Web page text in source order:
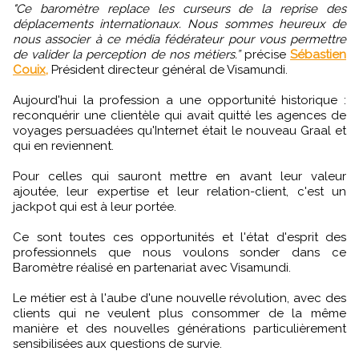
"Ce baromètre replace les curseurs de la reprise des
déplacements internationaux. Nous sommes heureux de
nous associer à ce média fédérateur pour vous permettre
de valider la perception de nos métiers.”précise Sébastien
Couix, Président directeur général de Visamundi.
Aujourd'hui la profession a une opportunité historique :
reconquérir une clientèle qui avait quitté les agences de
voyages persuadées qu'Internet était le nouveau Graal et
qui en reviennent.
Pour celles qui sauront mettre en avant leur valeur
ajoutée, leur expertise et leur relation-client, c'est un
jackpot qui est à leur portée.
Ce sont toutes ces opportunités et l'état d'esprit des
professionnels que nous voulons sonder dans ce
Baromètre réalisé en partenariat avec Visamundi.
Le métier est à l'aube d'une nouvelle révolution, avec des
clients qui ne veulent plus consommer de la même
manière et des nouvelles générations particulièrement
sensibilisées aux questions de survie.